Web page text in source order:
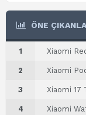
ÖNE
1 Xiaomi
2 Xiaomi
3 Xiaomi 17
4 Xiaomi